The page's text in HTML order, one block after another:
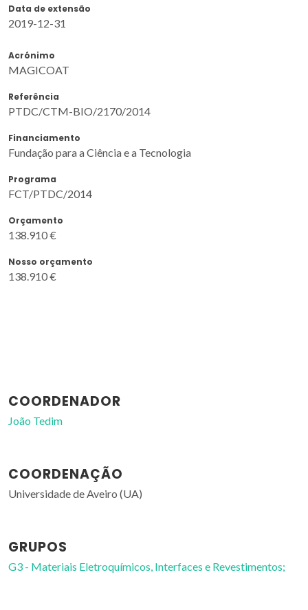
Data de extensão
2019-12-31
Acrónimo
MAGICOAT
Referência
PTDC/CTM-BIO/2170/2014
Financiamento
Fundação para a Ciência e a Tecnologia
Programa
FCT/PTDC/2014
Orçamento
138.910 €
Nosso orçamento
138.910 €
COORDENADOR
João Tedim
COORDENAÇÃO
Universidade de Aveiro (UA)
GRUPOS
G3 - Materiais Eletroquímicos, Interfaces e Revestimentos;